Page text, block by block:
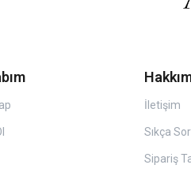
İletişim
Sıkça
Sipariş